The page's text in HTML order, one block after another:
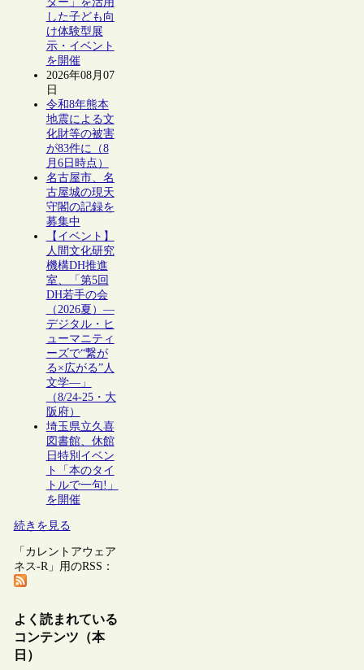
した子ども向
け体験型展
示・イベント
を開催
2026年08月07
日
令和8年熊本
地震による文
化財等の被害
が83件に（8
月6日時点）
名古屋市、名
古屋城の現天
守閣の記録を
募集中
【イベント】
人間文化研究
機構DH推進
室、「第5回
DH若手の会
（2026夏）―
デジタル・ヒ
ューマニティ
ーズで“繋が
る×広がる”人
文学―」
（8/24-25・大
阪府）
埼玉県立久喜
図書館、休館
日特別イベン
ト「本のタイ
トルで一句!」
を開催
続きを見る
「カレントアウェア
ネス-R」用のRSS：
よく読まれている
コンテンツ（本
日）